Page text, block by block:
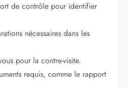
de contrôle pour identifier
nécessaires dans les
pour la contre-visite.
requis, comme le rapport